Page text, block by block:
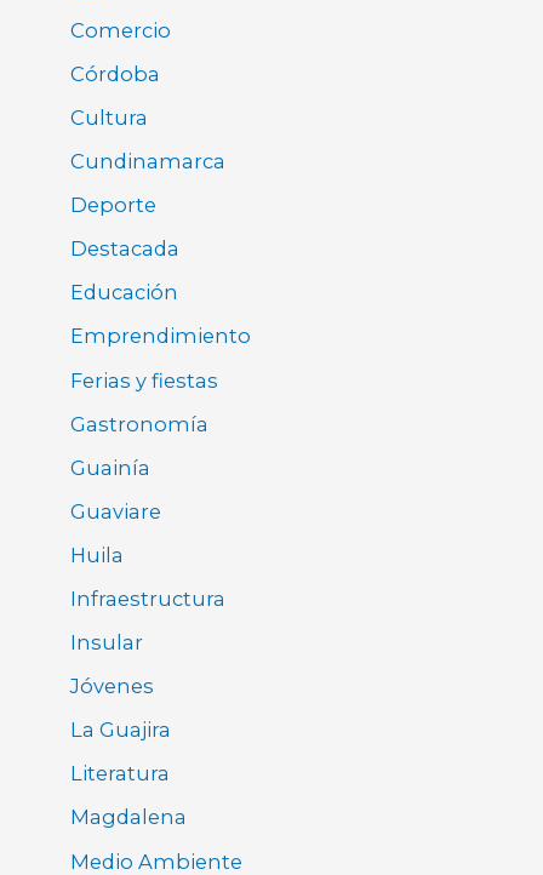
Comercio
Córdoba
Cultura
Cundinamarca
Deporte
Destacada
Educación
Emprendimiento
Ferias y fiestas
Gastronomía
Guainía
Guaviare
Huila
Infraestructura
Insular
Jóvenes
La Guajira
Literatura
Magdalena
Medio Ambiente